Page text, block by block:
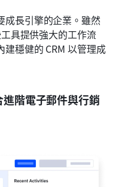
成長引擎的企業。雖然
具提供強大的工作流
穩健的 CRM 以管理成
階電子郵件與行銷